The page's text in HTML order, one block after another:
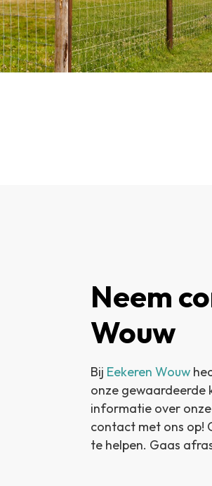
Neem
Wouw
Bij Eekeren Wouw
onze gewaardeerde
informatie over
contact met ons op!
te helpen. Gaas